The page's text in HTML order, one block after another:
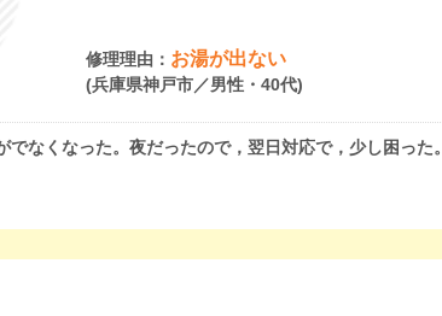
修理理由： お湯が出ない
(兵庫県神戸市／男性・40代)
なくなった。夜だったので，翌日対応で，少し困った。